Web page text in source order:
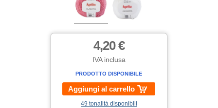
4,20 €
IVA inclusa
PRODOTTO DISPONIBILE
Aggiungi al carrello
49 tonalità disponibili